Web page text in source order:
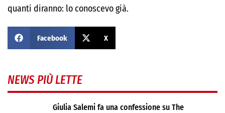
quanti diranno: lo conoscevo già.
Facebook X
NEWS PIÙ LETTE
Giulia Salemi fa una confessione su The